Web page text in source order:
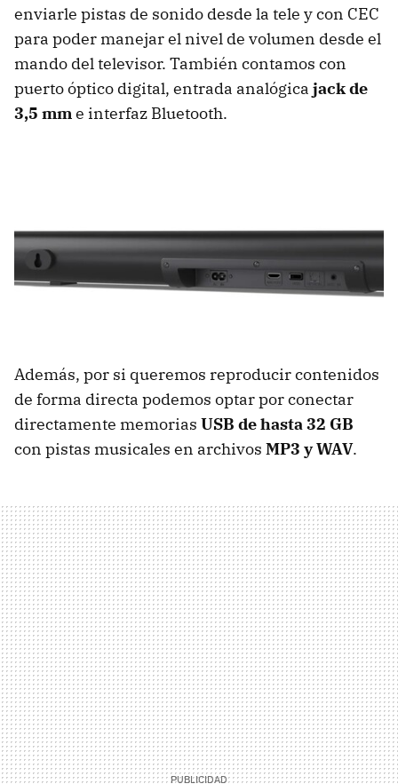
enviarle pistas de sonido desde la tele y con CEC
para poder manejar el nivel de volumen desde el
mando del televisor. También contamos con
puerto óptico digital, entrada analógica jack de
3,5 mm e interfaz Bluetooth.
Además, por si queremos reproducir contenidos
de forma directa podemos optar por conectar
directamente memorias USB de hasta 32 GB
con pistas musicales en archivos MP3 y WAV.